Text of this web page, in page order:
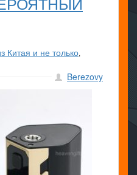
Китая и не только,
Berezovy